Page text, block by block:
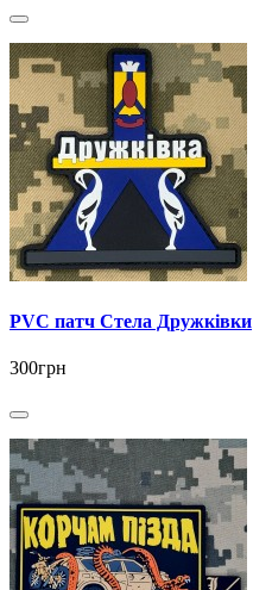
PVC патч Стела Дружківки
300грн